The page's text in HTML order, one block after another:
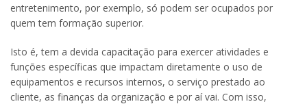
entretenimento, por exemplo, só podem ser ocupados por
quem tem formação superior.
Isto é, tem a devida capacitação para exercer atividades e
funções específicas que impactam diretamente o uso de
equipamentos e recursos internos, o serviço prestado ao
cliente, as finanças da organização e por aí vai. Com isso,